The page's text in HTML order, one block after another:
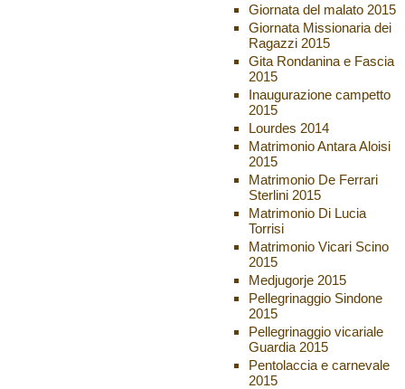
Giornata del malato 2015
Giornata Missionaria dei
Ragazzi 2015
Gita Rondanina e Fascia
2015
Inaugurazione campetto
2015
Lourdes 2014
Matrimonio Antara Aloisi
2015
Matrimonio De Ferrari
Sterlini 2015
Matrimonio Di Lucia
Torrisi
Matrimonio Vicari Scino
2015
Medjugorje 2015
Pellegrinaggio Sindone
2015
Pellegrinaggio vicariale
Guardia 2015
Pentolaccia e carnevale
2015